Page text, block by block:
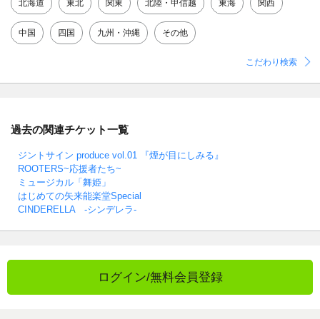
北海道 東北 関東 北陸・甲信越 東海 関西
中国 四国 九州・沖縄 その他
こだわり検索
過去の関連チケット一覧
ジントサイン produce vol.01 『煙が目にしみる』
ROOTERS~応援者たち~
ミュージカル「舞姫」
はじめての矢来能楽堂Special
CINDERELLA -シンデレラ-
ログイン/無料会員登録